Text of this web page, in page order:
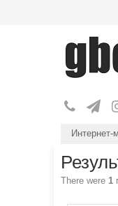
Интернет-
There were1